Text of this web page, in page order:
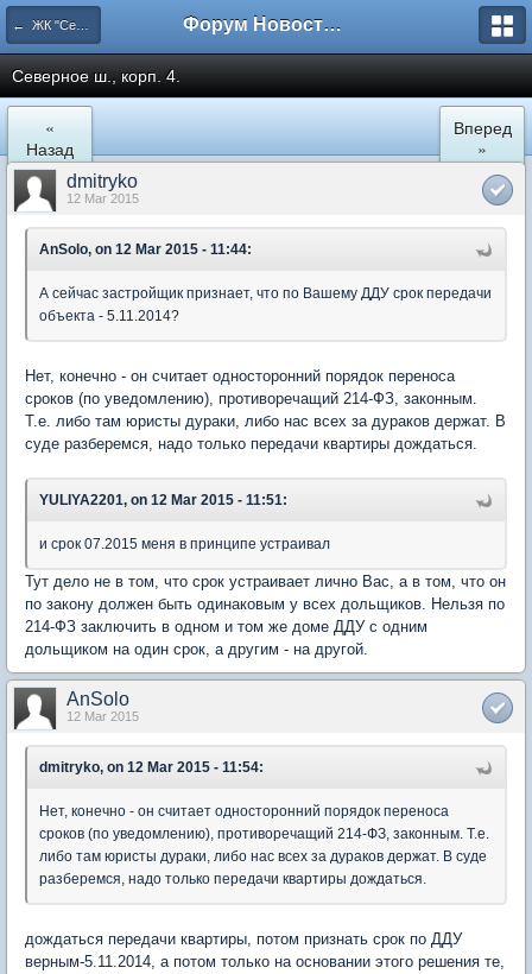
← ЖК "Северный Парк" Форум Новостройки
Северное ш., корп. 4.
«
Назад
Вперед
»
dmitryko
12 Mar 2015
AnSolo, on 12 Mar 2015 - 11:44:
А сейчас застройщик признает, что по Вашему ДДУ срок передачи
объекта - 5.11.2014?
Нет, конечно - он считает односторонний порядок переноса
сроков (по уведомлению), противоречащий 214-ФЗ, законным.
Т.е. либо там юристы дураки, либо нас всех за дураков держат. В
суде разберемся, надо только передачи квартиры дождаться.
YULIYA2201, on 12 Mar 2015 - 11:51:
и срок 07.2015 меня в принципе устраивал
Тут дело не в том, что срок устраивает лично Вас, а в том, что он
по закону должен быть одинаковым у всех дольщиков. Нельзя по
214-ФЗ заключить в одном и том же доме ДДУ с одним
дольщиком на один срок, а другим - на другой.
AnSolo
12 Mar 2015
dmitryko, on 12 Mar 2015 - 11:54:
Нет, конечно - он считает односторонний порядок переноса
сроков (по уведомлению), противоречащий 214-ФЗ, законным. Т.е.
либо там юристы дураки, либо нас всех за дураков держат. В суде
разберемся, надо только передачи квартиры дождаться.
дождаться передачи квартиры, потом признать срок по ДДУ
верным-5.11.2014, а потом только на основании этого решения те,